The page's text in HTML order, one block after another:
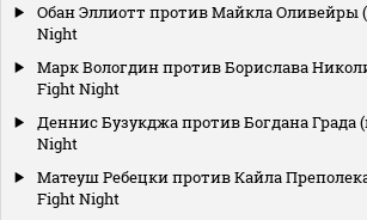
Обан Эллиотт против Майкла Оливейры
Night
Марк Вологдин против Борислава
Fight Night
Деннис Бузукджа против Богдана Града
Night
Матеуш Ребецки против Кайла
Fight Night